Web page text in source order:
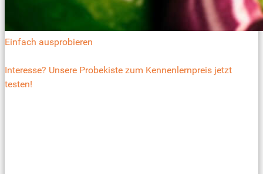
Einfach ausprobieren
Interesse? Unsere Probekiste zum Kennenlernpreis jetzt
testen!